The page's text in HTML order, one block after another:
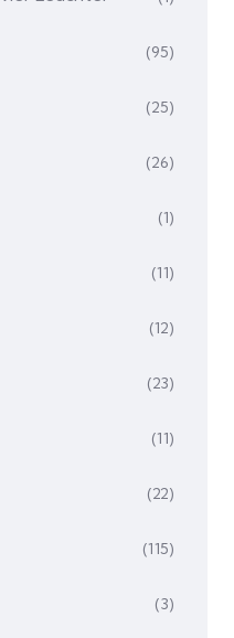
(95)
(25)
(26)
(1)
(11)
(12)
(23)
(11)
(22)
(115)
(3)